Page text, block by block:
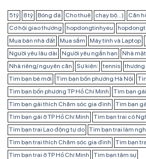
5 tỷ 8 tỷ Bóng đá Cho thuê chạy bộ...)
Căn
Cơ hội giao thương
hopdongtinhyeu
Mua bán nhà đất
Mua sắm Máy tính và Laptop
Người yêu lâu dài
Người yêu ngắn hạn Nhà
Nhà riêng/ nguyên căn
Sự kiện: tennis thương
Tìm bạn bè mới
Tìm bạn bốn phương Hà Nội
Tìm bạn bốn phương TP Hồ Chí Minh
Tìm bạn
Tìm bạn gái thích Chăm sóc gia đình
Tìm bạn
Tìm bạn gái ở TP Hồ Chí Minh
Tìm bạn trai có
Tìm bạn trai Lao động tự do
Tìm bạn trai làm
Tìm bạn trai thích Chăm sóc gia đình
Tìm bạn
Tìm bạn trai ở TP Hồ Chí Minh
Tìm bạn tâm sự